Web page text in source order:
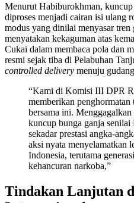
Menurut Habiburokhman,
diproses menjadi cairan isi ulang
modus yang dinilai menyasar
menyatakan kekaguman atas
Cukai dalam membaca pola dan
resmi sejak tiba di Pelabuhan
controlled delivery menuju
“Kami di Komisi III DPR
memberikan penghormatan
bersama ini.
kuncup bunga ganja
sekadar prestasi angka-
aksi nyata menyelamatkan
Indonesia, terutama
kehancuran narkoba,”
Tindakan Lanjutan